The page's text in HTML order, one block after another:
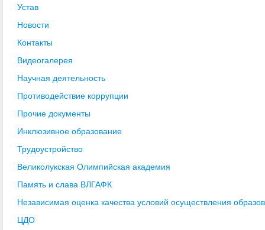
Устав
Новости
Контакты
Видеогалерея
Научная деятельность
Противодействие коррупции
Прочие документы
Инклюзивное образование
Трудоустройство
Великолукская Олимпийская академия
Память и слава ВЛГАФК
Независимая оценка качества условий осуществления
ЦДО